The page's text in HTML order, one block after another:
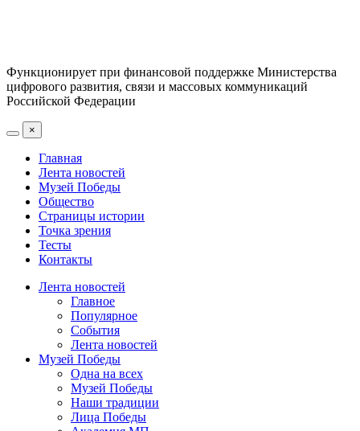
Функционирует при финансовой поддержке Министерства
цифрового развития, связи и массовых коммуникаций
Российской Федерации
×
Главная
Лента новостей
Музей Победы
Общество
Страницы истории
Точка зрения
Тесты
Контакты
Лента новостей
Главное
Популярное
События
Лента новостей
Музей Победы
Одна на всех
Музей Победы
Наши традиции
Лица Победы